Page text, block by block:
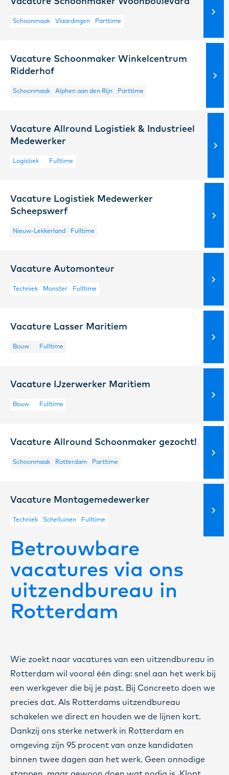
Schoonmaak Vlaardingen Parttime
Vacature Schoonmaker Winkelcentrum
Ridderhof
Schoonmaak Alphen aan den Rijn Parttime
Vacature Allround Logistiek & Industrieel
Medewerker
Logistiek Fulltime
Vacature Logistiek Medewerker
Scheepswerf
Nieuw-Lekkerland Fulltime
Vacature Automonteur
Techniek Monster Fulltime
Vacature Lasser Maritiem
Bouw Fulltime
Vacature IJzerwerker Maritiem
Bouw Fulltime
Vacature Allround Schoonmaker gezocht!
Schoonmaak Rotterdam Parttime
Vacature Montagemedewerker
Techniek Schelluinen Fulltime
Betrouwbare
vacatures via ons
uitzendbureau in
Rotterdam
Wie zoekt naar vacatures van een uitzendbureau in
Rotterdam wil vooral één ding: snel aan het werk bij
een werkgever die bij je past. Bij Concreeto doen we
precies dat. Als Rotterdams uitzendbureau
schakelen we direct en houden we de lijnen kort.
Dankzij ons sterke netwerk in Rotterdam en
omgeving zijn 95 procent van onze kandidaten
binnen twee dagen aan het werk. Geen onnodige